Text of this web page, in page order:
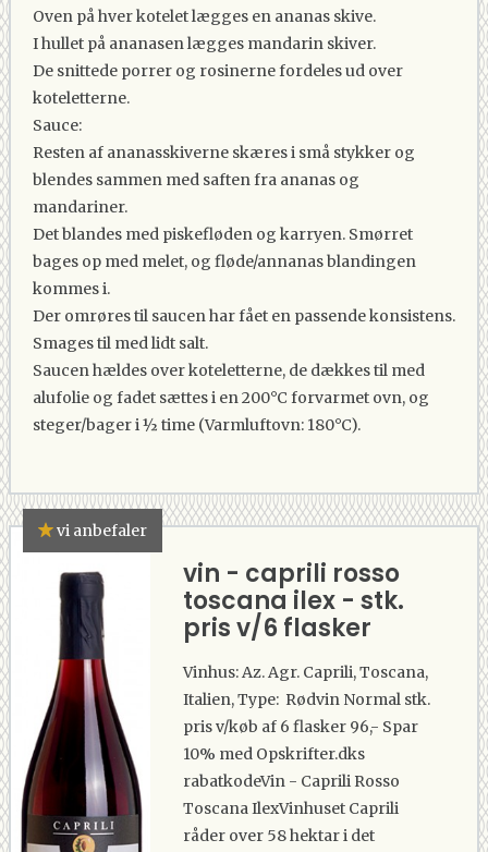
Oven på hver kotelet lægges en ananas skive.
I hullet på ananasen lægges mandarin skiver.
De snittede porrer og rosinerne fordeles ud over
koteletterne.
Sauce:
Resten af ananasskiverne skæres i små stykker og
blendes sammen med saften fra ananas og
mandariner.
Det blandes med piskefløden og karryen. Smørret
bages op med melet, og fløde/annanas blandingen
kommes i.
Der omrøres til saucen har fået en passende konsistens.
Smages til med lidt salt.
Saucen hældes over koteletterne, de dækkes til med
alufolie og fadet sættes i en 200°C forvarmet ovn, og
steger/bager i ½ time (Varmluftovn: 180°C).
vi anbefaler
vin - caprili rosso
toscana ilex - stk.
pris v/6 flasker
Vinhus: Az. Agr. Caprili, Toscana,
Italien, Type: Rødvin Normal stk.
pris v/køb af 6 flasker 96,- Spar
10% med Opskrifter.dks
rabatkodeVin - Caprili Rosso
Toscana IlexVinhuset Caprili
råder over 58 hektar i det